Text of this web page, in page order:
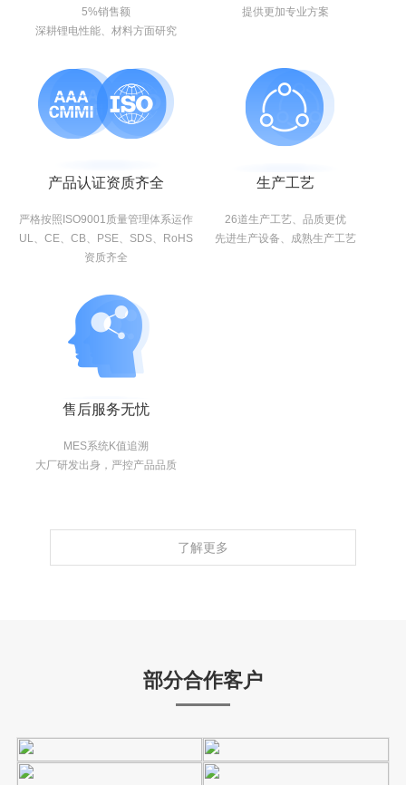
5%销售额
深耕锂电性能、材料方面研究
提供更加专业方案
产品认证资质齐全
严格按照ISO9001质量管理体系运作
UL、CE、CB、PSE、SDS、RoHS
资质齐全
生产工艺
26道生产工艺、品质更优
先进生产设备、成熟生产工艺
售后服务无忧
MES系统K值追溯
大厂研发出身，严控产品品质
了解更多
部分合作客户